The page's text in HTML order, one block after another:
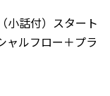
話付）スタート
ルフロー＋プラ